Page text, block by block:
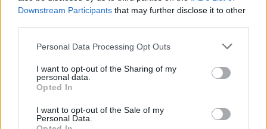
Downstream Participants that may further disclose it to other
Please note that this website/app uses one or more Google
not limited to your visit or usage behaviour. You may click to
grant or deny consent to Google and its third-party tags to
use your data for below specified purposes in below Google
consent section.
Personal Data Processing Opt Outs
I want to opt-out of the Sharing of my
personal data.
Opted In
I want to opt-out of the Sale of my
Personal Data.
Murillo e Alicia Sierra.
Il cast di “Berlino” include anche Samantha
Lascar. La serie, composta da otto episodi, è stata
creata da Álex Pina ed Esther Martínez Lobato e
diretta da Albert Pintó, David Barrocal e Geoffrey
Cowper.